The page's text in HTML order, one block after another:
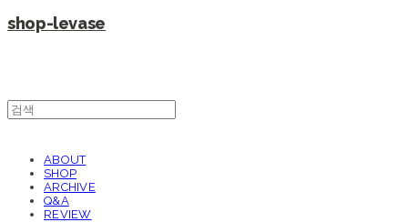
shop-levase
ABOUT
SHOP
ARCHIVE
Q&A
REVIEW